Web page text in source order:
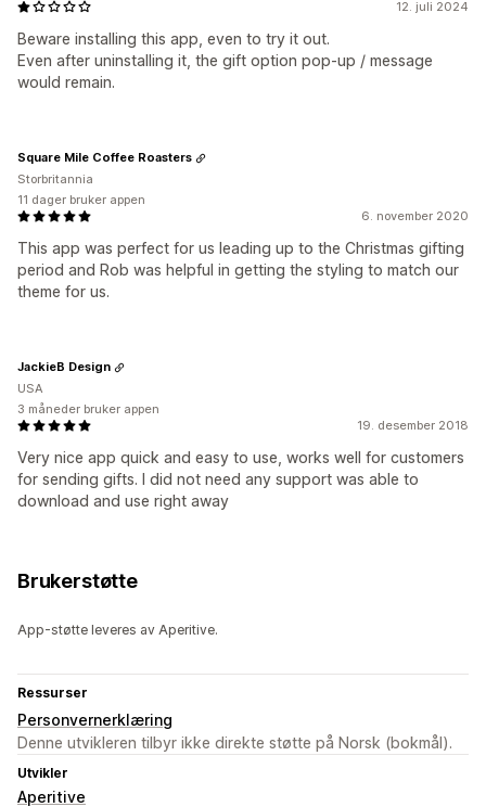
12. juli 2024
Beware installing this app, even to try it out.
Even after uninstalling it, the gift option pop-up / message
would remain.
6. november 2020
This app was perfect for us leading up to the Christmas gifting
period and Rob was helpful in getting the styling to match our
theme for us.
Square Mile Coffee Roasters
Storbritannia
11 dager bruker appen
19. desember 2018
Very nice app quick and easy to use, works well for customers
for sending gifts. I did not need any support was able to
download and use right away
JackieB Design
USA
3 måneder bruker appen
Brukerstøtte
App-støtte leveres av Aperitive.
Ressurser
Personvernerklæring
Denne utvikleren tilbyr ikke direkte støtte på Norsk (bokmål).
Utvikler
Aperitive